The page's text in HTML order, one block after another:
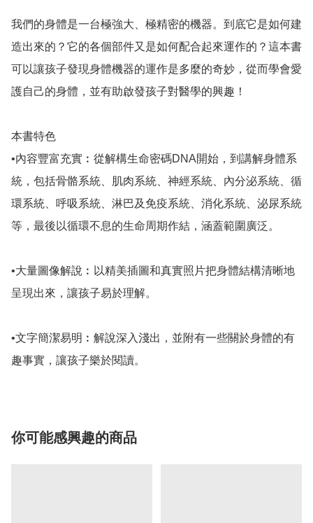
我們的身體是一台極強大、極精密的機器。到底它是如何建
造出來的？它的各個部件又是如何配合起來運作的？這本書
可以讓孩子發現身體機器的運作是多麼的奇妙，從而學會愛
護自己的身體，並有助啟發孩子對醫學的興趣！
本書特色
•內容豐富充實︰從解構生命密碼DNA開始，到講解身體系
統，包括骨骼系統、肌肉系統、神經系統、內分泌系統、循
環系統、呼吸系統、淋巴及免疫系統、消化系統、泌尿系統
等，最後以循環不息的生命周期作結，涵蓋範圍廣泛。
•大量圖像解說︰以精美插圖和真實照片把身體結構清晰地
呈現出來，讓孩子易於理解。
•文字簡潔易明︰解說深入淺出，並附有一些關於身體的有
趣事實，讓孩子樂於閱讀。
你可能感興趣的商品